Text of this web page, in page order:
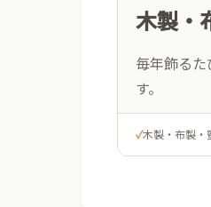
木製・
毎年飾る
す。
✓木製・布製・